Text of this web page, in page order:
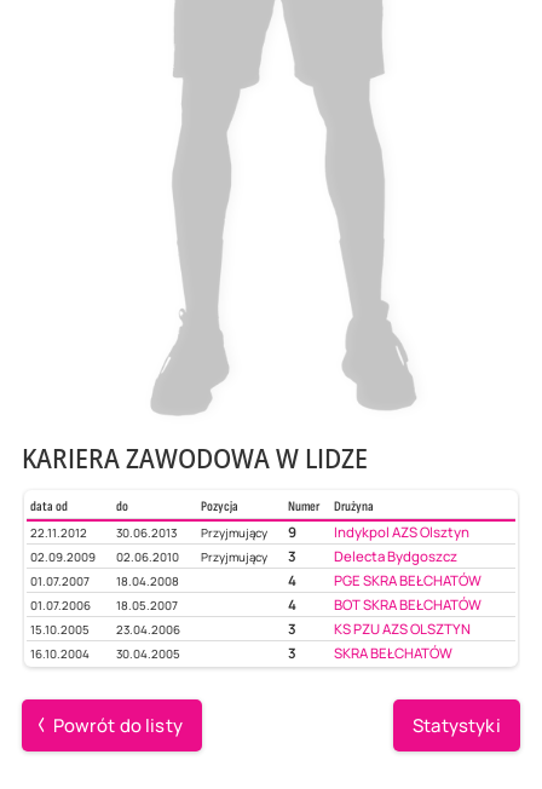
KARIERA ZAWODOWA W LIDZE
data od do Pozycja Numer
Drużyna
22.11.2012
30.06.2013 Przyjmujący 9 Indykpol AZS Olsztyn
02.09.2009 02.06.2010 Przyjmujący 3 Delecta Bydgoszcz
01.07.2007 18.04.2008 4 PGE SKRA BEŁCHATÓW
01.07.2006 18.05.2007 4 BOT SKRA BEŁCHATÓW
15.10.2005 23.04.2006 3 KS PZU AZS OLSZTYN
16.10.2004 30.04.2005 3 SKRA BEŁCHATÓW
Powrót do listy Statystyki